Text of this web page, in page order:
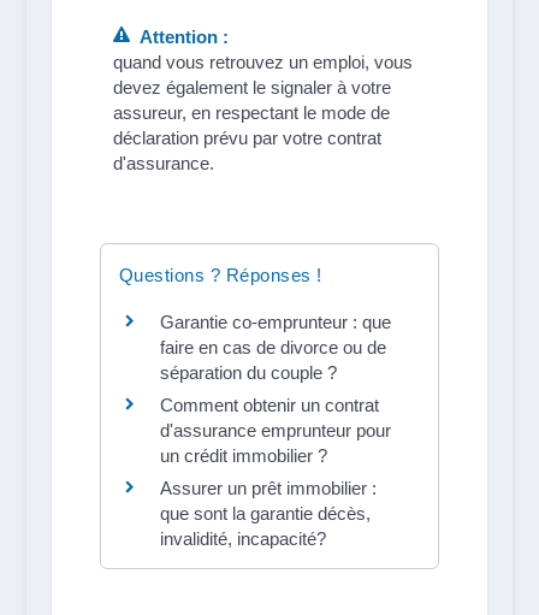
Attention :
quand vous retrouvez un emploi, vous
devez également le signaler à votre
assureur, en respectant le mode de
déclaration prévu par votre contrat
d'assurance.
Questions ? Réponses !
Garantie co-emprunteur : que
faire en cas de divorce ou de
séparation du couple ?
Comment obtenir un contrat
d'assurance emprunteur pour
un crédit immobilier ?
Assurer un prêt immobilier :
que sont la garantie décès,
invalidité, incapacité?